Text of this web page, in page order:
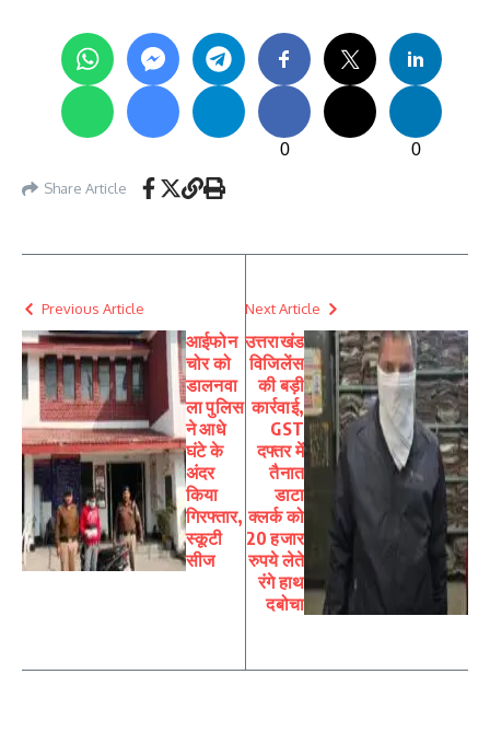
0 0
Share Article
Previous Article
आईफोन
चोर को
डालनवा
ला पुलिस
ने आधे
घंटे के
अंदर
किया
गिरफ्तार,
स्कूटी
सीज
Next Article
उत्तराखंड
विजिलेंस
की बड़ी
कार्रवाई,
GST
दफ्तर में
तैनात
डाटा
क्लर्क को
20 हजार
रुपये लेते
रंगे हाथ
दबोचा